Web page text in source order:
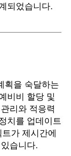
되었습니다.
획을 숙달하는
비비 할당 및
리와 적응력
치를 업데이트
가 제시간에
습니다.